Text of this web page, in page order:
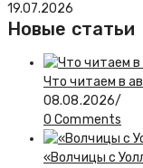
19.07.2026
Новые статьи
Что читаем в
08.08.2026/
0 Comments
«Волчицы с